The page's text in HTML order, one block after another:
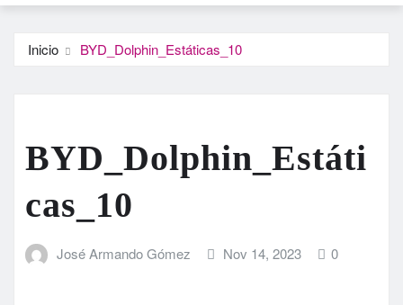
Inicio BYD_Dolphin_Estáticas_10
BYD_Dolphin_Estáti
cas_10
José Armando Gómez Nov 14, 2023 0